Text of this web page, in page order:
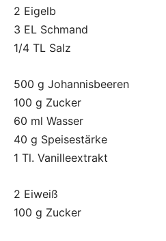
2 Eigelb
3 EL Schmand
1/4 TL Salz
500 g Johannisbeeren
100 g Zucker
60 ml Wasser
40 g Speisestärke
1 Tl. Vanilleextrakt
2 Eiweiß
100 g Zucker